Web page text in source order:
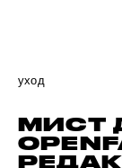
уход
МИСТ